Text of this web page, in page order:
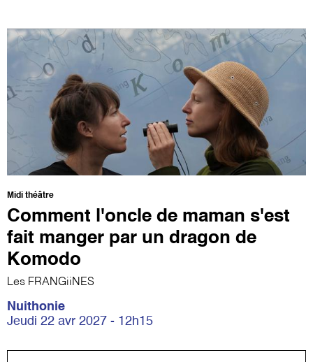
Midi théâtre
Comment l'oncle de maman s'est
fait manger par un dragon de
Komodo
Les FRANGiiNES
Nuithonie
Jeudi 22 avr 2027 - 12h15